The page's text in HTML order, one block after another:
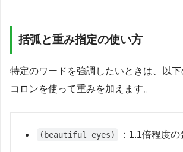
括弧と重み指定の使い方
特定のワードを強調したいときは、以
コロンを使って重みを加えます。
(beautiful eyes) ：1.1倍程度の